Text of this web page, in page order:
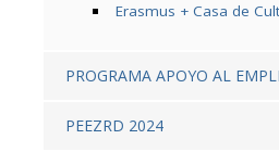
Erasmus + Casa de
PROGRAMA APOYO AL
PEEZRD 2024